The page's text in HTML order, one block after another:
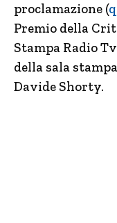
proclamazione (
Premio della
Stampa Radio
della sala
Davide Shorty.